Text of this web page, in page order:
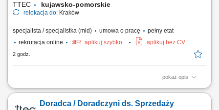
TTEC kujawsko-pomorskie
relokacja do: Kraków
specjalista / specjalistka (mid) umowa o pracę
pełny etat
rekrutacja online
aplikuj szybko aplikuj bez CV
2 godz.
pokaż opis
Opis stanowiska rozwijanie współpracy z klientami biznesowymi
kampanii reklamowych oraz rekomendowanie działań zwiększających
Doradca / Doradczyni ds. Sprzedaży